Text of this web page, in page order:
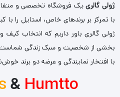
ژولی گالرییک فروشگاه تخصصی و
با تمرکز بر برندهای خاص، استایل را
ژولی گالری باور داریم که انتخاب
بخشی از شخصیت و سبک زندگی
با افتخار نمایندگی و عرضه دو برند
& Humtto